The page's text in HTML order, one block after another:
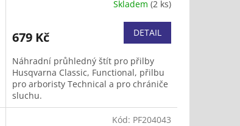
Skladem (2 ks)
679 Kč DETAIL
Náhradní průhledný štít pro přilby
Husqvarna Classic, Functional, přilbu
pro arboristy Technical a pro chrániče
sluchu.
Kód: PF204043